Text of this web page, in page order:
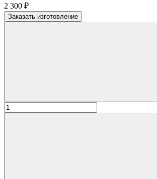
2 300 ₽
Заказать изготовление